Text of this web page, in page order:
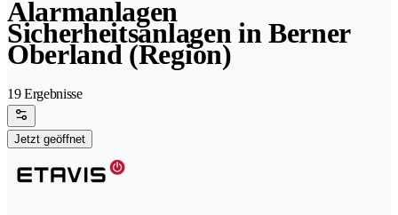
Alarmanlagen
Sicherheitsanlagen in Berner
Oberland (Region)
19 Ergebnisse
Jetzt geöffnet